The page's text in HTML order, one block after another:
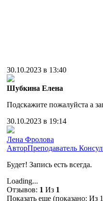
30.10.2023 в 13:40
Шубкина Елена
Подскажите пожалуйста а
30.10.2023 в 19:14
Лена Фролова
АвторПреподаватель
Будет! Запись есть всегда.
Loading...
Отзывов: 1 Из 1
Показать еще (показано: Из